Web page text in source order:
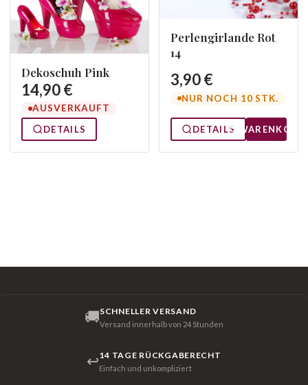
Dekoschuh Pink
14,90 €
AUSVERKAUFT
DETAILS
Perlengirlande Rot
14
3,90 €
NUR NOCH 10 STK.
DETAILS WARENKORB
🚚SCHNELLER VERSAND
Versand innerhalb von 24 Stunden
↩14 TAGE RÜCKGABERECHT
Einfach und unkompliziert